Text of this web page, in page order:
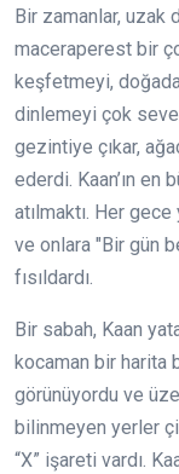
Bir zamanlar, uzak
maceraperest bir
keşfetmeyi,
dinlemeyi çok
gezintiye çıkar,
ederdi. Kaan’ın en
atılmaktı. Her
ve onlara "Bir gün
fısıldardı.
Bir sabah, Kaan
kocaman bir harita
görünüyordu ve
bilinmeyen yerler
“X” işareti vardı.